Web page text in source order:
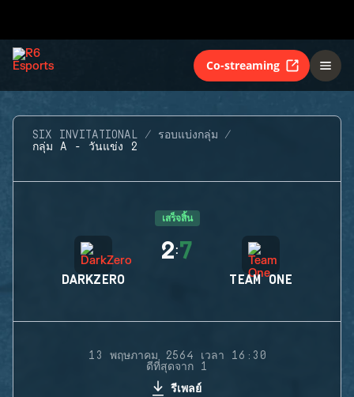
Co-streaming
SIX INVITATIONAL
รอบแบ่งกลุ่ม
กลุ่ม A - วันแข่ง 2
เสร็จสิ้น
DARKZERO
2:7
TEAM ONE
13 พฤษภาคม 2564 เวลา 16:30
ดีที่สุดจาก 1
รีเพลย์